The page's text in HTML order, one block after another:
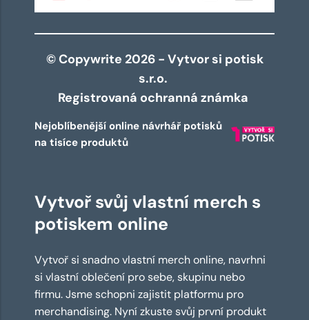
© Copywrite 2026 - Vytvor si potisk
s.r.o.
Registrovaná ochranná známka
Nejoblíbenější online návrhář potisků
na tisíce produktů
Vytvoř svůj vlastní merch s
potiskem online
Vytvoř si snadno vlastní merch online, navrhni
si vlastní oblečení pro sebe, skupinu nebo
firmu. Jsme schopni zajistit platformu pro
merchandising. Nyní zkuste svůj první produkt